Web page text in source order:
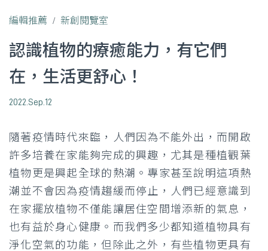
編輯推薦 新創閱覽室
認識植物的療癒能力，有它們
在，生活更舒心！
2022.Sep.12
隨著疫情時代來臨，人們因為不能外出，而開啟
許多培養在家能夠完成的興趣，尤其是種植觀葉
植物更是興起全球的熱潮。專家甚至說明這項熱
潮並不會因為疫情趨緩而停止，人們已經意識到
在家擺放植物不僅能讓居住空間增添新的氣息，
也有益於身心健康。而我們多少都知道植物具有
淨化空氣的功能，但除此之外，有些植物更具有